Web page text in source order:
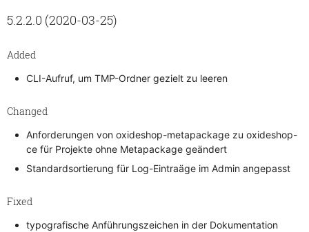
5.2.2.0 (2020-03-25)
Added
CLI-Aufruf, um TMP-Ordner gezielt zu leeren
Changed
Anforderungen von oxideshop-metapackage zu oxideshop-
ce für Projekte ohne Metapackage geändert
Standardsortierung für Log-Eintraäge im Admin angepasst
Fixed
typografische Anführungszeichen in der Dokumentation